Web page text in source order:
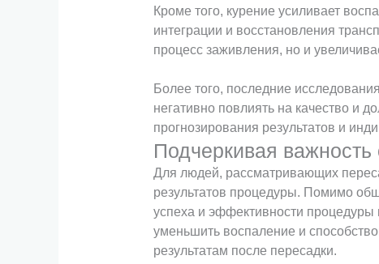
Кроме того, курение усиливает
интеграции и восстановления
процесс заживления, но и
Более того, последние
негативно повлиять на качество и
прогнозирования результатов и
Подчеркивая важность
Для людей, рассматривающих
результатов процедуры. Помимо
успеха и эффективности процедуры
уменьшить воспаление и
результатам после пересадки.